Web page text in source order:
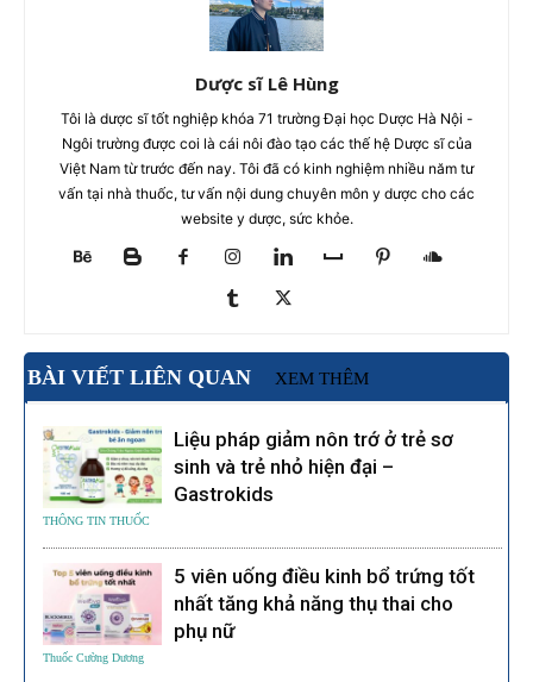
Dược sĩ Lê Hùng
Tôi là dược sĩ tốt nghiệp khóa 71 trường Đại học Dược Hà Nội -
Ngôi trường được coi là cái nôi đào tạo các thế hệ Dược sĩ của
Việt Nam từ trước đến nay. Tôi đã có kinh nghiệm nhiều năm tư
vấn tại nhà thuốc, tư vấn nội dung chuyên môn y dược cho các
website y dược, sức khỏe.
BÀI VIẾT LIÊN QUAN XEM THÊM
THÔNG TIN THUỐC
Liệu pháp giảm nôn trớ ở trẻ sơ
sinh và trẻ nhỏ hiện đại –
Gastrokids
Thuốc Cường Dương
5 viên uống điều kinh bổ trứng tốt
nhất tăng khả năng thụ thai cho
phụ nữ